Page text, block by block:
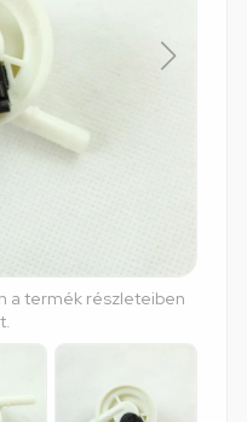
a termék részleteiben